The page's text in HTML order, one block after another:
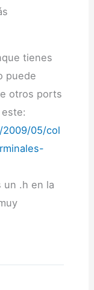
tienes
puede
otros ports
05/col
un .h en la